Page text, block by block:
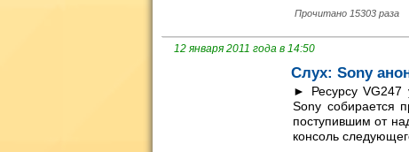
Прочитано 15303 раза
12 января 2011 года в 14:50
Слух: Sony
► Ресурсу VG247
Sony собирается
поступившим от
консоль